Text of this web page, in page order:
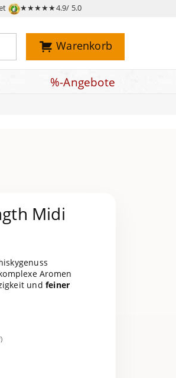
★★★★★4.9/ 5.0
Warenkorb
%-Angebote
Midi
Aromen
undfeiner